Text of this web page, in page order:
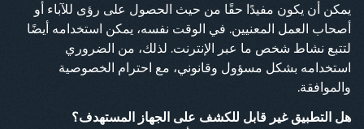
يمكن أن يكون مفيدًا حقًا من حيث الحصول على رؤى للآباء أو
أصحاب العمل المعنيين. في الوقت نفسه، يمكن استخدامه أيضًا
لتتبع نشاط شخص ما عبر الإنترنت. لذلك، من الضروري
استخدامه بشكل مسؤول وقانوني، مع احترام الخصوصية
والموافقة.
هل التطبيق غير قابل للكشف على الجهاز المستهدف؟